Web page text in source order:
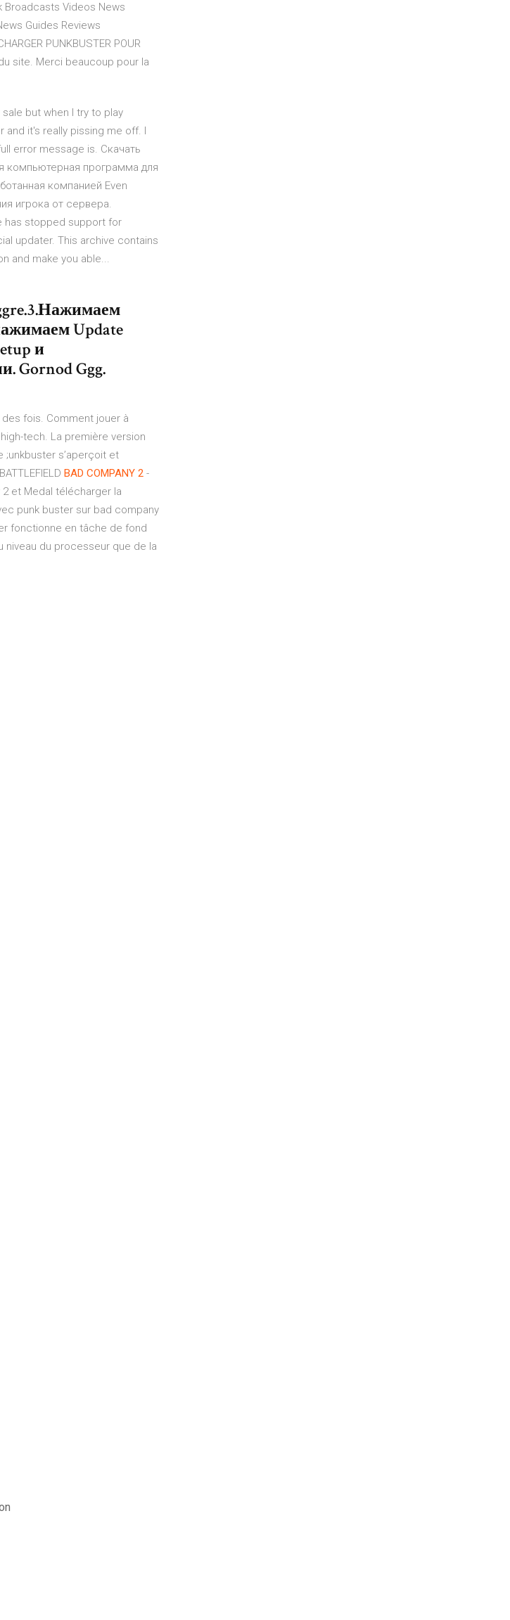
Broadcasts Videos News
Guides Reviews
PUNKBUSTER POUR
du site. Merci beaucoup pour la
but when I try to play
and it's really pissing me off. I
error message is. Скачать
компьютерная программа для
компанией Even
игрока от сервера.
has stopped support for
updater. This archive contains
and make you able...
Update
и
Gornod Ggg.
des fois. Comment jouer à
tech. La première version
;unkbuster s’aperçoit et
BATTLEFIELD BAD COMPANY 2 -
et Medal télécharger la
punk buster sur bad company
fonctionne en tâche de fond
niveau du processeur que de la